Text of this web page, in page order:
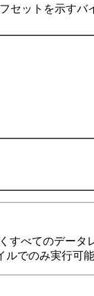
セットを示すバ
すべてのデータ
でのみ実行可能